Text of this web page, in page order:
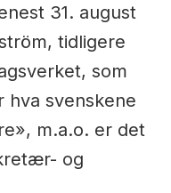
31. august
tidligere
som
hva svenskene
m.a.o. er det
og